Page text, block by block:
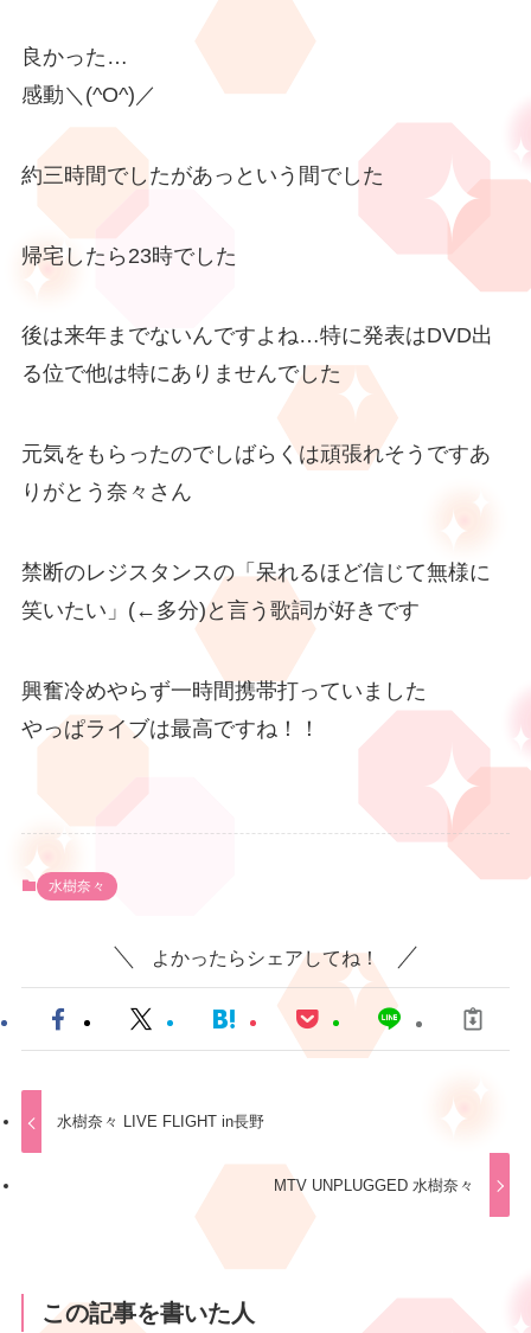
良かった…
感動＼(^O^)／
約三時間でしたがあっという間でした
帰宅したら23時でした
後は来年までないんですよね…特に発表はDVD出
る位で他は特にありませんでした
元気をもらったのでしばらくは頑張れそうですあ
りがとう奈々さん
禁断のレジスタンスの「呆れるほど信じて無様に
笑いたい」(←多分)と言う歌詞が好きです
興奮冷めやらず一時間携帯打っていました
やっぱライブは最高ですね！！
水樹奈々
よかったらシェアしてね！
水樹奈々 LIVE FLIGHT in長野
MTV UNPLUGGED 水樹奈々
この記事を書いた人